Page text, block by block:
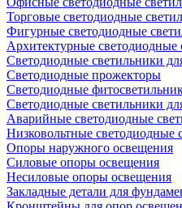
Торговые светодиодные
Фигурные светодиодные
Архитектурные светодиодные
Светодиодные светильники
Светодиодные прожекторы
Светодиодные
Светодиодные светильники
Аварийные светодиодные
Низковольтные светодиодные
Опоры наружного освещения
Силовые опоры освещения
Несиловые опоры освещения
Закладные детали для